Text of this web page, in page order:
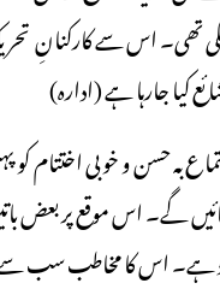
تھی۔ اس سے کارکنانِ
جارہا ہے (ادارہ)
بہ حسن و خوبی
اس موقع پر بعض باتیں
ہے۔ اس کا مخاطب سب